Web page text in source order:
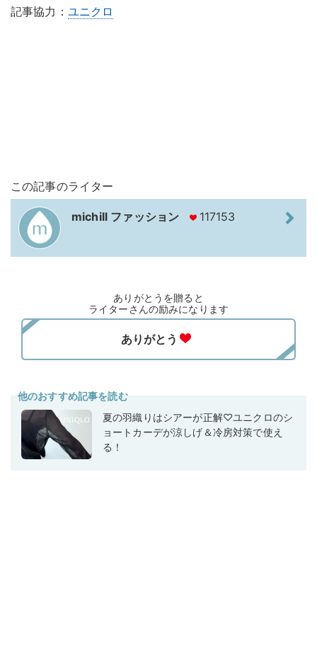
記事協力： ユニクロ
この記事のライター
michill ファッション 117153
ありがとうを贈ると
ライターさんの励みになります
他のおすすめ記事を読む
夏の羽織りはシアーが正解♡ユニクロのシ
ョートカーデが涼しげ＆冷房対策で使え
る！